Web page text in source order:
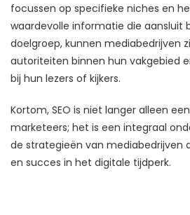
focussen op specifieke niches en
waardevolle informatie die aansluit
doelgroep, kunnen mediabedrijven
autoriteiten binnen hun vakgebied
bij hun lezers of kijkers.
Kortom, SEO is niet langer alleen
marketeers; het is een integraal
de strategieën van mediabedrijven
en succes in het digitale tijdperk.